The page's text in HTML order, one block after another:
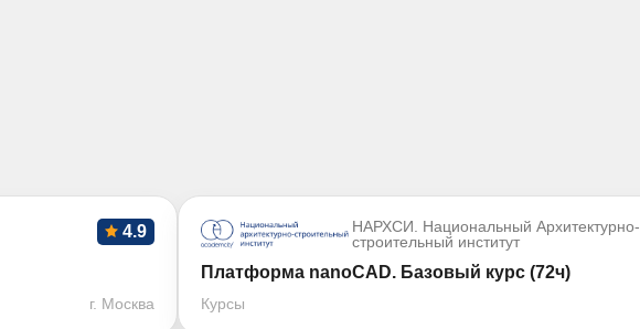
4.9
г. Москва
НАРХСИ. Национальный Архитектурно-
строительный институт
Платформа nanoCAD. Базовый курс (72ч)
Курсы